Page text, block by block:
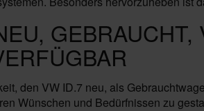
den VW ID.7 neu, als
Wünschen und Bedürfnissen zu